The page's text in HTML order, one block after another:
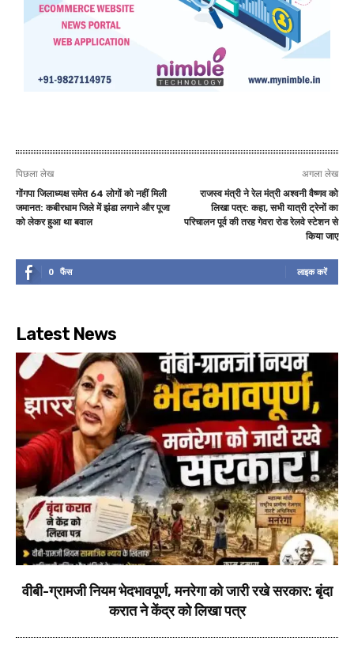
पिछला लेख
गोंगपा जिलाध्यक्ष समेत 64 लोगों को नहीं मिली
जमानत: कबीरधाम जिले में झंडा लगाने और पूजा
को लेकर हुआ था बवाल
अगला लेख
राजस्व मंत्री ने रेल मंत्री अश्वनी वैष्णव को
लिखा पत्र: कहा, सभी यात्री ट्रेनों का
परिचालन पूर्व की तरह गेवरा रोड रेलवे स्टेशन से
किया जाए
0 फैंस लाइक करें
Latest News
वीबी-ग्रामजी नियम भेदभावपूर्ण, मनरेगा को जारी रखे सरकार: बृंदा
करात ने केंद्र को लिखा पत्र